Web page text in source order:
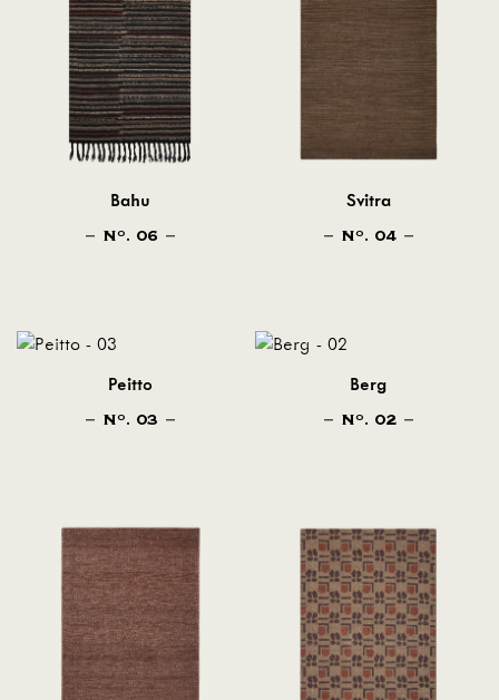
Bahu
NO . 06
Svitra
NO . 04
Peitto
NO . 03
Berg
NO . 02